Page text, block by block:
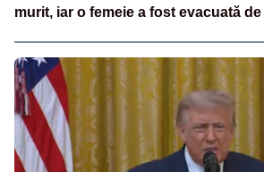
murit, iar o femeie a fost evacuată